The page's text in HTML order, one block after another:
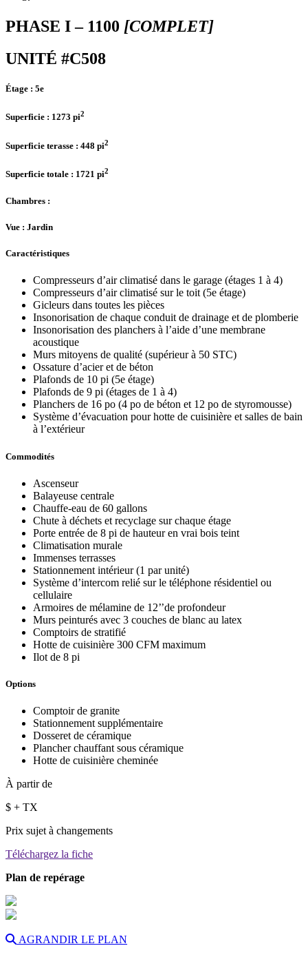
PHASE I – 1100 [COMPLET]
UNITÉ #C508
Étage : 5e
Superficie : 1273 pi2
Superficie terasse : 448 pi2
Superficie totale : 1721 pi2
Chambres :
Vue : Jardin
Caractéristiques
Compresseurs d’air climatisé dans le garage (étages 1 à 4)
Compresseurs d’air climatisé sur le toit (5e étage)
Gicleurs dans toutes les pièces
Insonorisation de chaque conduit de drainage et de plomberie
Insonorisation des planchers à l’aide d’une membrane
acoustique
Murs mitoyens de qualité (supérieur à 50 STC)
Ossature d’acier et de béton
Plafonds de 10 pi (5e étage)
Plafonds de 9 pi (étages de 1 à 4)
Planchers de 16 po (4 po de béton et 12 po de styromousse)
Système d’évacuation pour hotte de cuisinière et salles de bain
à l’extérieur
Commodités
Ascenseur
Balayeuse centrale
Chauffe-eau de 60 gallons
Chute à déchets et recyclage sur chaque étage
Porte entrée de 8 pi de hauteur en vrai bois teint
Climatisation murale
Immenses terrasses
Stationnement intérieur (1 par unité)
Système d’intercom relié sur le téléphone résidentiel ou
cellulaire
Armoires de mélamine de 12’’de profondeur
Murs peinturés avec 3 couches de blanc au latex
Comptoirs de stratifié
Hotte de cuisinière 300 CFM maximum
Ilot de 8 pi
Options
Comptoir de granite
Stationnement supplémentaire
Dosseret de céramique
Plancher chauffant sous céramique
Hotte de cuisinière cheminée
À partir de
$ + TX
Prix sujet à changements
Téléchargez la fiche
Plan de repérage
AGRANDIR LE PLAN